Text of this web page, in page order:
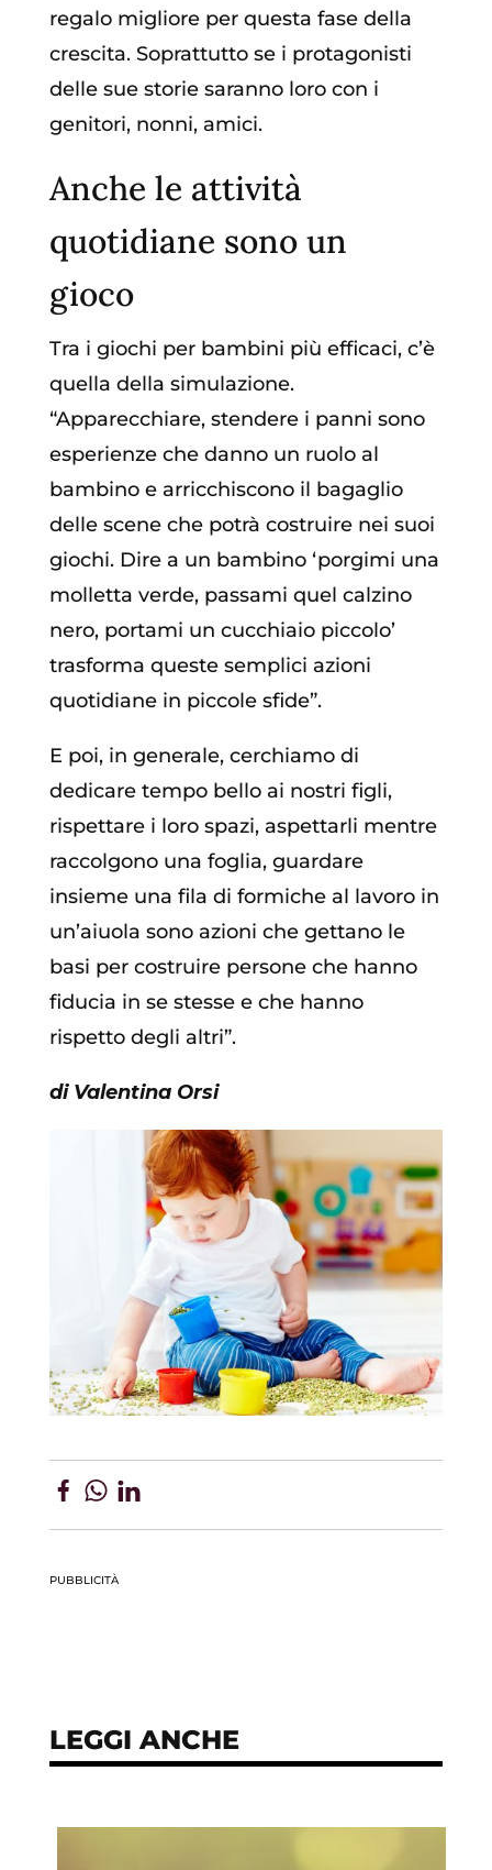
regalo migliore per questa fase della
crescita. Soprattutto se i protagonisti
delle sue storie saranno loro con i
genitori, nonni, amici.
Anche le attività
quotidiane sono un
gioco
Tra i giochi per bambini più efficaci, c’è
quella della simulazione.
“Apparecchiare, stendere i panni sono
esperienze che danno un ruolo al
bambino e arricchiscono il bagaglio
delle scene che potrà costruire nei suoi
giochi. Dire a un bambino ‘porgimi una
molletta verde, passami quel calzino
nero, portami un cucchiaio piccolo’
trasforma queste semplici azioni
quotidiane in piccole sfide”.
E poi, in generale, cerchiamo di
dedicare tempo bello ai nostri figli,
rispettare i loro spazi, aspettarli mentre
raccolgono una foglia, guardare
insieme una fila di formiche al lavoro in
un’aiuola sono azioni che gettano le
basi per costruire persone che hanno
fiducia in se stesse e che hanno
rispetto degli altri”.
di Valentina Orsi
PUBBLICITÀ
LEGGI ANCHE